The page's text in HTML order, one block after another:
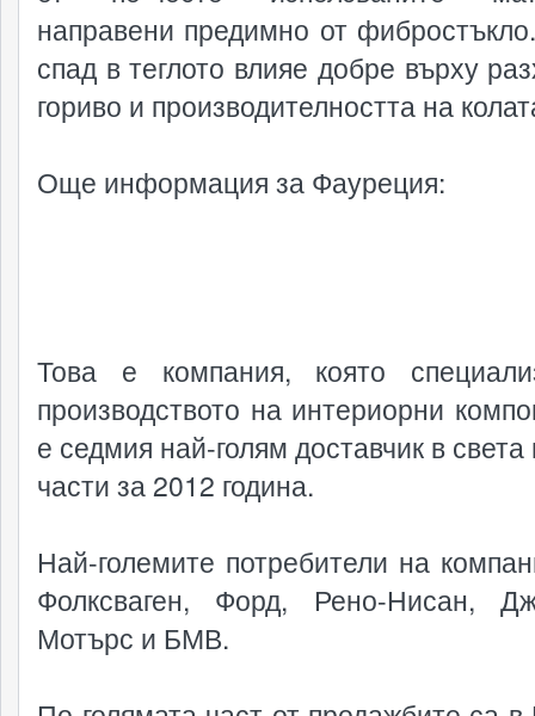
направени предимно от
спад в теглото влияе добре върху
гориво и производителността на
Още информация за Фауреция:
Това е компания, която
производството на интериорни
е седмия най-голям доставчик в
части за 2012 година.
Най-големите потребители на
Фолксваген, Форд, Рено-Нисан,
Мотърс и БМВ.